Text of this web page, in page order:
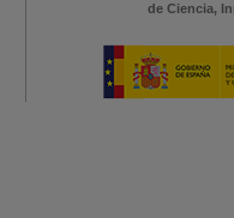
de Ciencia,